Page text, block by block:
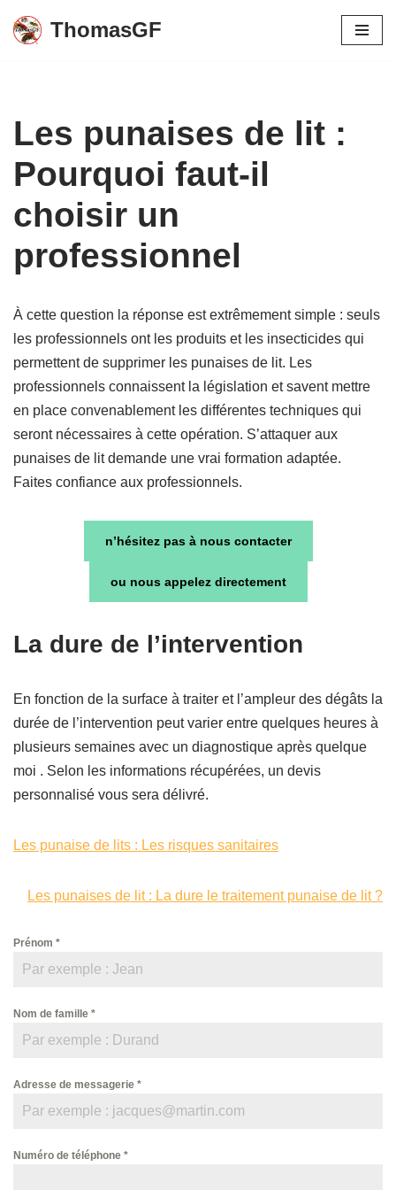
Aller
ThomasGF
Les punaises de lit :
Pourquoi faut-il
choisir un
professionnel
À cette question la réponse est extrêmement simple : seuls
les professionnels ont les produits et les insecticides qui
permettent de supprimer les punaises de lit. Les
professionnels connaissent la législation et savent mettre
en place convenablement les différentes techniques qui
seront nécessaires à cette opération. S’attaquer aux
punaises de lit demande une vrai formation adaptée.
Faites confiance aux professionnels.
n’hésitez pas à nous contacter
ou nous appelez directement
La dure de l’intervention
En fonction de la surface à traiter et l’ampleur des dégâts la
durée de l’intervention peut varier entre quelques heures à
plusieurs semaines avec un diagnostique après quelque
moi . Selon les informations récupérées, un devis
personnalisé vous sera délivré.
Les punaise de lits : Les risques sanitaires
Les punaises de lit : La dure le traitement punaise de lit ?
Prénom *
Nom de famille *
Adresse de messagerie *
Numéro de téléphone *